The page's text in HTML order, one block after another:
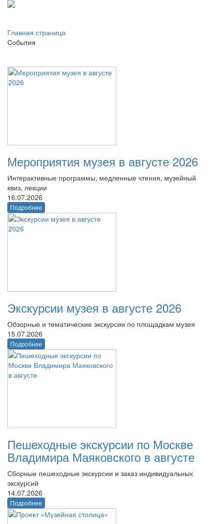
Главная страница
События
Мероприятия музея в августе 2026
Интерактивные программы, медленные чтения, музейный
квиз, лекции
16.07.2026
Подробнее
Экскурсии музея в августе 2026
Обзорные и тематические экскурсии по площадкам музея
15.07.2026
Подробнее
Пешеходные экскурсии по Москве
Владимира Маяковского в августе
Сборные пешеходные экскурсии и заказ индивидуальных
экскурсий
14.07.2026
Подробнее